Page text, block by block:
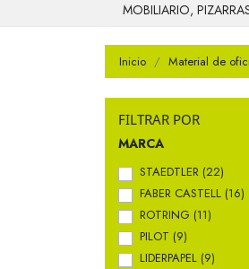
MOBILIARIO,
Inicio Material de
FILTRAR POR
MARCA
STAEDTLER (22)
FABER CASTELL (16)
ROTRING (11)
PILOT (9)
LIDERPAPEL (9)